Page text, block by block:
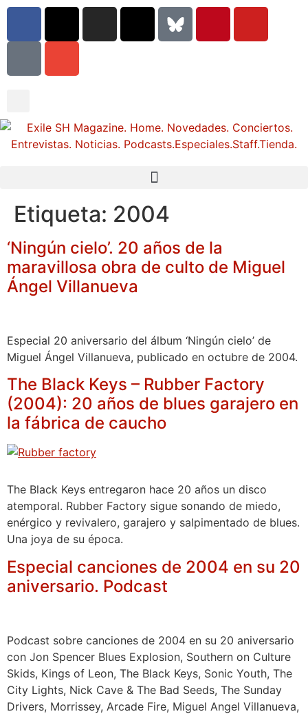
Etiqueta: 2004
‘Ningún cielo’. 20 años de la
maravillosa obra de culto de Miguel
Ángel Villanueva
Especial 20 aniversario del álbum ‘Ningún cielo’ de
Miguel Ángel Villanueva, publicado en octubre de 2004.
The Black Keys – Rubber Factory
(2004): 20 años de blues garajero en
la fábrica de caucho
The Black Keys entregaron hace 20 años un disco
atemporal. Rubber Factory sigue sonando de miedo,
enérgico y revivalero, garajero y salpimentado de blues.
Una joya de su época.
Especial canciones de 2004 en su 20
aniversario. Podcast
Podcast sobre canciones de 2004 en su 20 aniversario
con Jon Spencer Blues Explosion, ​Southern on Culture
Skids, Kings of Leon, The Black Keys, Sonic Youth, The
City Lights, Nick Cave & The Bad Seeds, The Sunday
Drivers, Morrissey, Arcade Fire, Miguel Angel Villanueva,